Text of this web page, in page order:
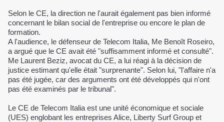
Selon le CE, la direction ne l'aurait également pas bien informé
concernant le bilan social de l'entreprise ou encore le plan de
formation.
A l'audience, le défenseur de Telecom Italia, Me Benoît Roseiro,
a argué que le CE avait été "suffisamment informé et consulté".
Me Laurent Beziz, avocat du CE, a lui réagi à la décision de
justice estimant qu'elle était "surprenante". Selon lui, "l'affaire n'a
pas été jugée, car des arguments ont été développés qui n'ont
pas été examinés par le tribunal".
Le CE de Telecom Italia est une unité économique et sociale
(UES) englobant les entreprises Alice, Liberty Surf Group et